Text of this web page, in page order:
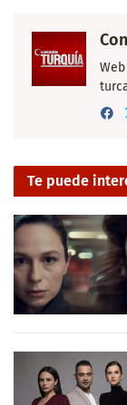
Te puede